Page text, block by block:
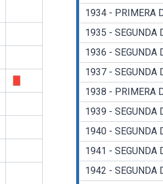
1934 - PRIMERA
1935 - SEGUNDA
1936 - SEGUNDA
1937 - SEGUNDA
1938 - PRIMERA
1939 - SEGUNDA
1940 - SEGUNDA
1941 - SEGUNDA
1942 - SEGUNDA